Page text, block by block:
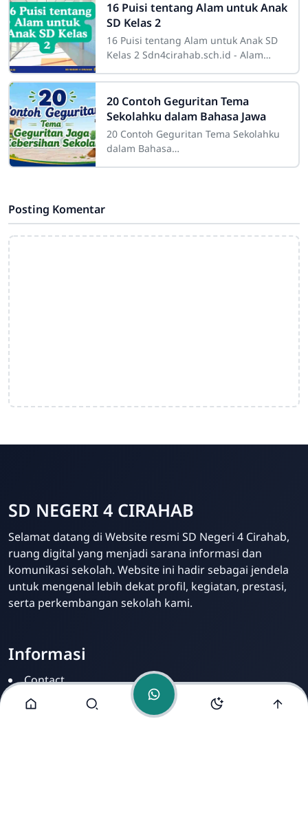
Admin
Online
Tidak hanya
16 Puisi tentang Alam untuk Anak
SD Kelas 2
16 Puisi tentang Alam untuk Anak SD
Kelas 2 Sdn4cirahab.sch.id - Alam
tak terbatas bagi banyak orang. Bagi
20 Contoh Geguritan Tema
Sekolahku dalam Bahasa Jawa
20 Contoh Geguritan Tema Sekolahku
dalam Bahasa
Posting Komentar
SD NEGERI 4 CIRAHAB
Selamat datang di Website resmi SD Negeri 4 Cirahab,
ruang digital yang menjadi sarana informasi dan
komunikasi sekolah. Website ini hadir sebagai jendela
untuk mengenal lebih dekat profil, kegiatan, prestasi,
serta perkembangan sekolah kami.
Informasi
Contact
Disclamer